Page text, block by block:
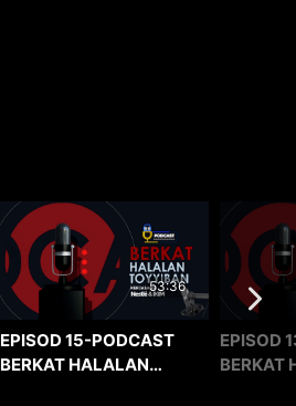
53:36
EPISOD 15-PODCAST
BERKAT HALALAN
EPISOD
BERKAT